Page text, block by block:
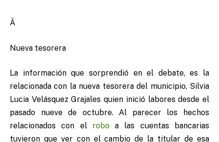
Â
Nueva tesorera
La información que sorprendió en el debate, es la
relacionada con la nueva tesorera del municipio, Silvia
Lucia Velásquez Grajales quien inició labores desde el
pasado nueve de octubre. Al parecer los hechos
relacionados con el roboa las cuentas bancarias
tuvieron que ver con el cambio de la titular de esa